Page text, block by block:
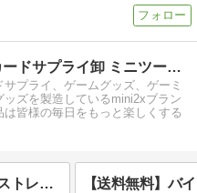
トレーディングカードサプライ卸 ミニツーストア mini2x
サプライ、ゲームグッズ、ゲーミ
ッズを製造しているmini2xブラン
は皆様の毎日をもっと楽しくする
【送料無料】セレナC27・エクストレイルT33のリアを純白LEDで高級感アップ【劇的バックビュ】